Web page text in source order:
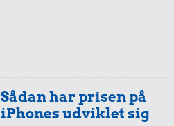
Sådan har prisen på
iPhones udviklet sig